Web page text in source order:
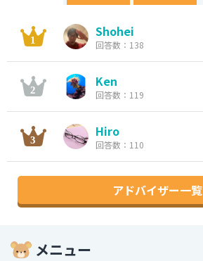
Shohei
回答数：138
Ken
回答数：119
Hiro
回答数：110
アドバイザー一覧
メニュー